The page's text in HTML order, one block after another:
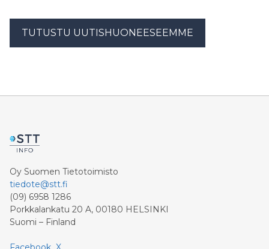
TUTUSTU UUTISHUONEESEEMME
Oy Suomen Tietotoimisto
tiedote@stt.fi
(09) 6958 1286
Porkkalankatu 20 A, 00180 HELSINKI
Suomi – Finland